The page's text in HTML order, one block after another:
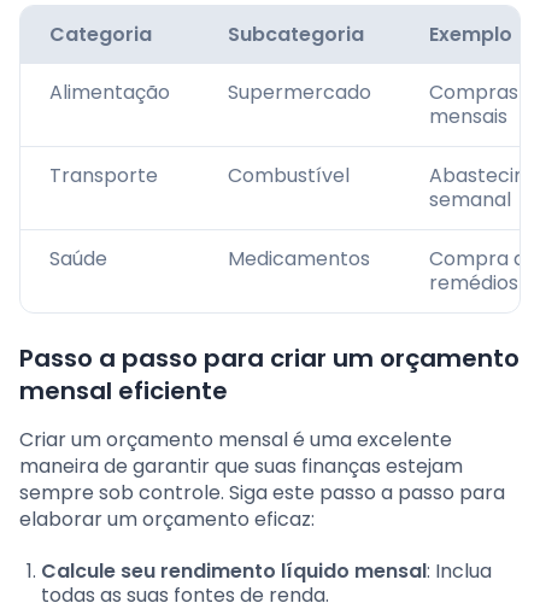
Categoria Subcategoria Exemplo
Alimentação Supermercado
Compras
mensais
Transporte Combustível
semanal
Saúde Medicamentos
Compra de
remédios
Passo a passo para criar um orçamento
mensal eficiente
Criar um orçamento mensal é uma excelente
maneira de garantir que suas finanças estejam
sempre sob controle. Siga este passo a passo para
elaborar um orçamento eficaz:
Calcule seu rendimento líquido mensal: Inclua
todas as suas fontes de renda.